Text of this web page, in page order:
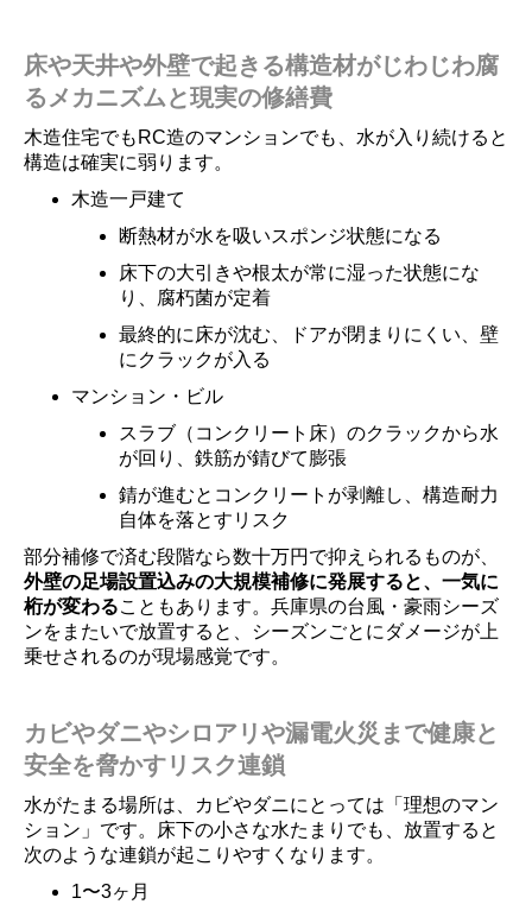
床や天井や外壁で起きる構造材がじわじわ腐
るメカニズムと現実の修繕費
木造住宅でもRC造のマンションでも、水が入り続けると
構造は確実に弱ります。
木造一戸建て
断熱材が水を吸いスポンジ状態になる
床下の大引きや根太が常に湿った状態にな
り、腐朽菌が定着
最終的に床が沈む、ドアが閉まりにくい、壁
にクラックが入る
マンション・ビル
スラブ（コンクリート床）のクラックから水
が回り、鉄筋が錆びて膨張
錆が進むとコンクリートが剥離し、構造耐力
自体を落とすリスク
部分補修で済む段階なら数十万円で抑えられるものが、
外壁の足場設置込みの大規模補修に発展すると、一気に
桁が変わることもあります。兵庫県の台風・豪雨シーズ
ンをまたいで放置すると、シーズンごとにダメージが上
乗せされるのが現場感覚です。
カビやダニやシロアリや漏電火災まで健康と
安全を脅かすリスク連鎖
水がたまる場所は、カビやダニにとっては「理想のマン
ション」です。床下の小さな水たまりでも、放置すると
次のような連鎖が起こりやすくなります。
1〜3ヶ月